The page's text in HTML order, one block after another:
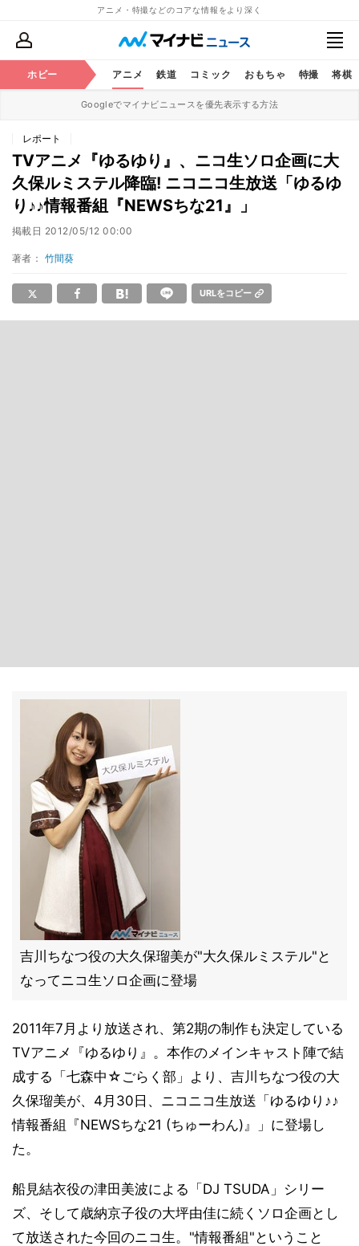
アニメ・特撮などのコアな情報をより深く
ホビー アニメ 鉄道 コミック おもちゃ 特撮 将棋
Googleでマイナビニュースを優先表示する方法
レポート
TVアニメ『ゆるゆり』、ニコ生ソロ企画に大
久保ルミステル降臨! ニコニコ生放送「ゆるゆ
り♪♪情報番組『NEWSちな21』」
掲載日 2012/05/12 00:00
著者： 竹間葵
URLをコピー
吉川ちなつ役の大久保瑠美が"大久保ルミステル"と
なってニコ生ソロ企画に登場
2011年7月より放送され、第2期の制作も決定している
TVアニメ『ゆるゆり』。本作のメインキャスト陣で結
成する「七森中☆ごらく部」より、吉川ちなつ役の大
久保瑠美が、4月30日、ニコニコ生放送「ゆるゆり♪♪
情報番組『NEWSちな21 (ちゅーわん)』」に登場し
た。
船見結衣役の津田美波による「DJ TSUDA」シリー
ズ、そして歳納京子役の大坪由佳に続くソロ企画とし
て放送された今回のニコ生。"情報番組"ということ